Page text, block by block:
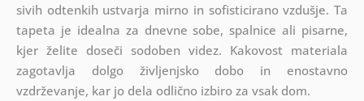
sivih odtenkih ustvarja mirno in sofisticirano vzdušje. Ta
tapeta je idealna za dnevne sobe, spalnice ali pisarne,
kjer želite doseči sodoben videz. Kakovost materiala
zagotavlja dolgo življenjsko dobo in enostavno
vzdrževanje, kar jo dela odlično izbiro za vsak dom.